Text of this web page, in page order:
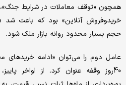
همچون «توقف معاملات در شرایط جنگ»،‌
خریدوفروش آنلاین» بود که باعث شد
حجم بسیار محدود روانه بازار ملک شود.
عامل دوم را می‌توان «ادامه خرید‌های
40روز وقفه عنوان کرد. از اواخر